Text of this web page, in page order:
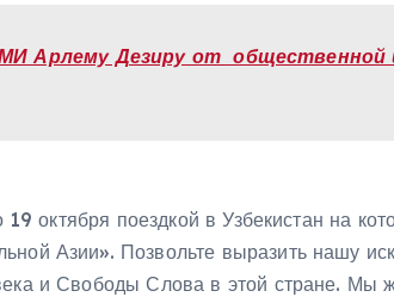
Арлему Дезиру от общественной
октября поездкой в Узбекистан на
Азии». Позвольте выразить нашу
и Свободы Слова в этой стране. Мы